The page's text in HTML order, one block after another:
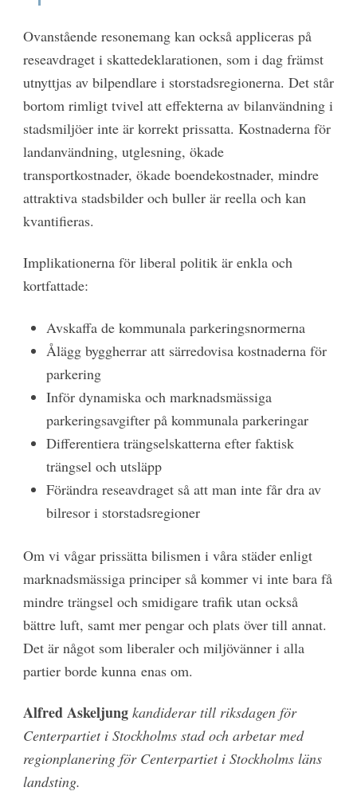
Ovanstående resonemang kan också appliceras på
reseavdraget i skattedeklarationen, som i dag främst
utnyttjas av bilpendlare i storstadsregionerna. Det står
bortom rimligt tvivel att effekterna av bilanvändning i
stadsmiljöer inte är korrekt prissatta. Kostnaderna för
landanvändning, utglesning, ökade
transportkostnader, ökade boendekostnader, mindre
attraktiva stadsbilder och buller är reella och kan
kvantifieras.
Implikationerna för liberal politik är enkla och
kortfattade:
Avskaffa de kommunala parkeringsnormerna
Ålägg byggherrar att särredovisa kostnaderna för
parkering
Inför dynamiska och marknadsmässiga
parkeringsavgifter på kommunala parkeringar
Differentiera trängselskatterna efter faktisk
trängsel och utsläpp
Förändra reseavdraget så att man inte får dra av
bilresor i storstadsregioner
Om vi vågar prissätta bilismen i våra städer enligt
marknadsmässiga principer så kommer vi inte bara få
mindre trängsel och smidigare trafik utan också
bättre luft, samt mer pengar och plats över till annat.
Det är något som liberaler och miljövänner i alla
partier borde kunna enas om.
Alfred Askeljung kandiderar till riksdagen för
Centerpartiet i Stockholms stad och arbetar med
regionplanering för Centerpartiet i Stockholms läns
landsting.